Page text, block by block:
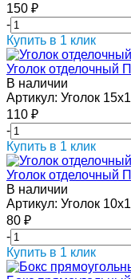
150 ₽
-
Купить в 1 клик
Уголок отделочный
В наличии
Артикул: Уголок
110 ₽
-
Купить в 1 клик
Уголок отделочный
В наличии
Артикул: Уголок
80 ₽
-
Купить в 1 клик